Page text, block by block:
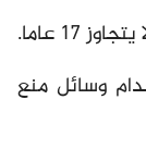
عاما.
وسائل منع